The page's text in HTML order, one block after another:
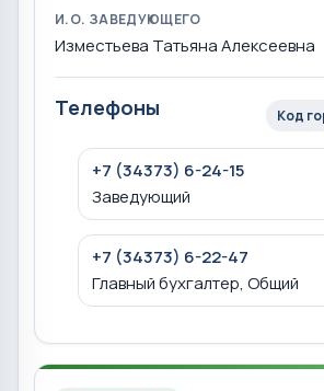
И.О. ЗАВЕДУЮЩЕГО
Изместьева Татьяна Алексеевна
Телефоны Код
+7 (34373) 6-24-15
Заведующий
+7 (34373) 6-22-47
Главный бухгалтер, Общий